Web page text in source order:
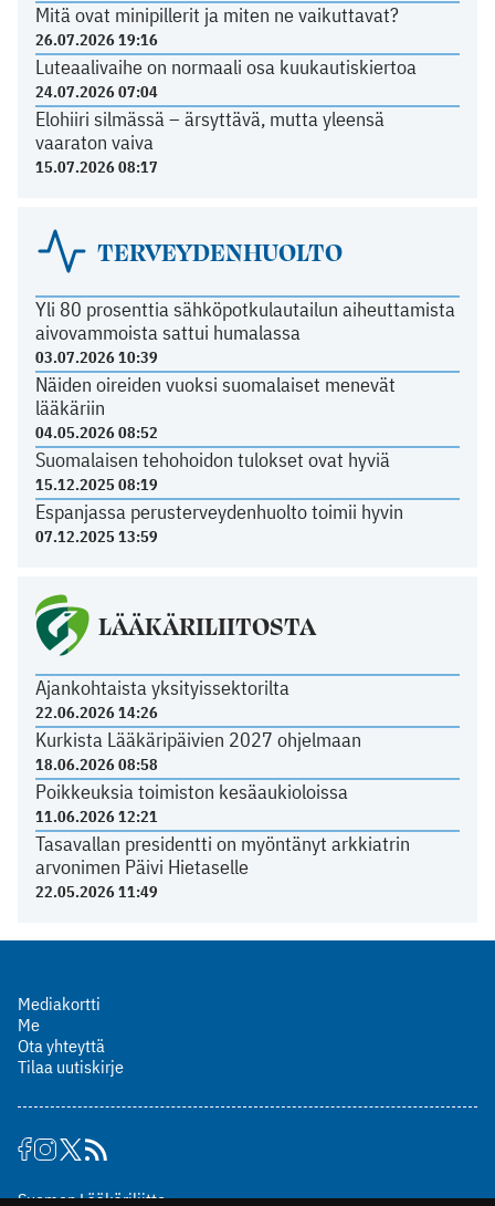
Mitä ovat minipillerit ja miten ne vaikuttavat?
26.07.2026 19:16
Luteaalivaihe on normaali osa kuukautiskiertoa
24.07.2026 07:04
Elohiiri silmässä – ärsyttävä, mutta yleensä
vaaraton vaiva
15.07.2026 08:17
TERVEYDENHUOLTO
Yli 80 prosenttia sähköpotkulautailun aiheuttamista
aivovammoista sattui humalassa
03.07.2026 10:39
Näiden oireiden vuoksi suomalaiset menevät
lääkäriin
04.05.2026 08:52
Suomalaisen tehohoidon tulokset ovat hyviä
15.12.2025 08:19
Espanjassa perusterveydenhuolto toimii hyvin
07.12.2025 13:59
LÄÄKÄRILIITOSTA
Ajankohtaista yksityissektorilta
22.06.2026 14:26
Kurkista Lääkäripäivien 2027 ohjelmaan
18.06.2026 08:58
Poikkeuksia toimiston kesäaukioloissa
11.06.2026 12:21
Tasavallan presidentti on myöntänyt arkkiatrin
arvonimen Päivi Hietaselle
22.05.2026 11:49
Mediakortti
Me
Ota yhteyttä
Tilaa uutiskirje
Suomen Lääkäriliitto